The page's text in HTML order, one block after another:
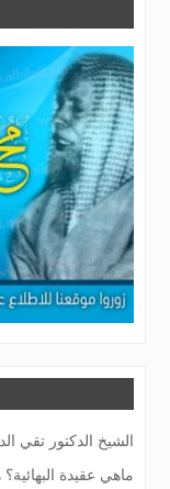
الشيخ الدكتور تقي
ماهي عقيدة